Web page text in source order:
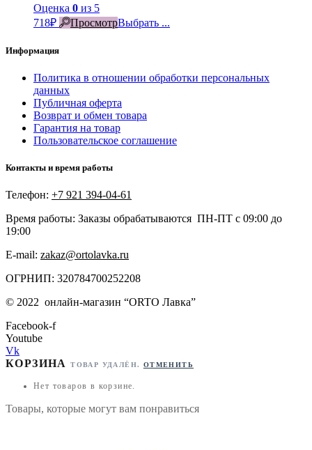
Оценка 0 из 5
718₽ ПросмотрВыбрать ...
Информация
Политика в отношении обработки персональных
данных
Публичная оферта
Возврат и обмен товара
Гарантия на товар
Пользовательское соглашение
Контакты и время работы
Телефон: +7 921 394-04-61
Время работы: Заказы обрабатываются ПН-ПТ с 09:00 до
19:00
E-mail: zakaz@ortolavka.ru
ОГРНИП: 320784700252208
© 2022 онлайн-магазин “ORTO Лавка”
Facebook-f
Youtube
Vk
КОРЗИНАТОВАР УДАЛЁН. ОТМЕНИТЬ
Нет товаров в корзине.
Товары, которые могут вам понравиться